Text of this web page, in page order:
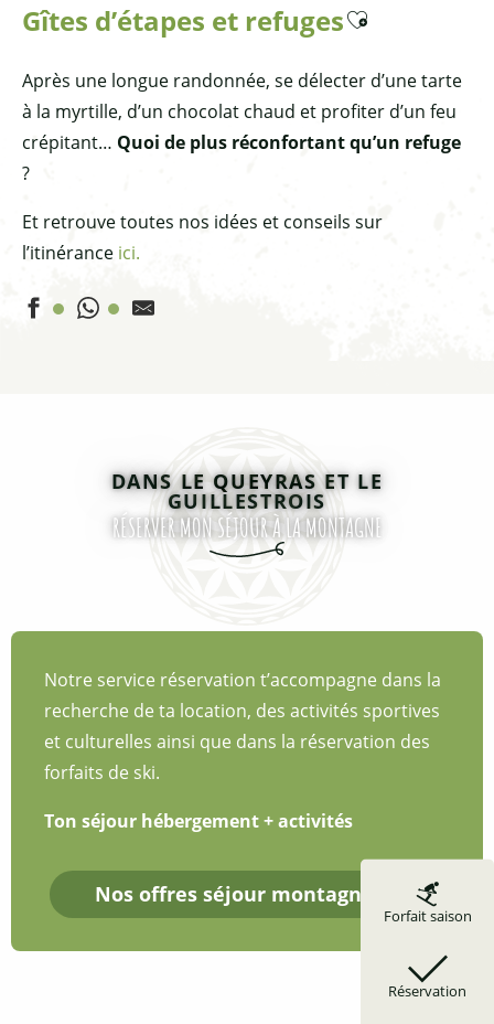
Forfait saison
Réservation
Gîtes d’étapes et refugesAjouter aux favoris
Après une longue randonnée, se délecter d’une tarte
à la myrtille, d’un chocolat chaud et profiter d’un feu
crépitant… Quoi de plus réconfortant qu’un refuge
?
Et retrouve toutes nos idées et conseils sur
l’itinérance ici.
Refuge de la Cime
Quen' Chan't Le Guil - Gîte les Fleurs
Le Grand Rochebrune
Le Glacier Bleu
DANS LE QUEYRAS ET LE
GUILLESTROIS
RÉSERVER MON SÉJOUR À LA MONTAGNE
Notre service réservation t’accompagne dans la
recherche de ta location, des activités sportives
et culturelles ainsi que dans la réservation des
forfaits de ski.
Ton séjour hébergement + activités
Nos offres séjour montagne